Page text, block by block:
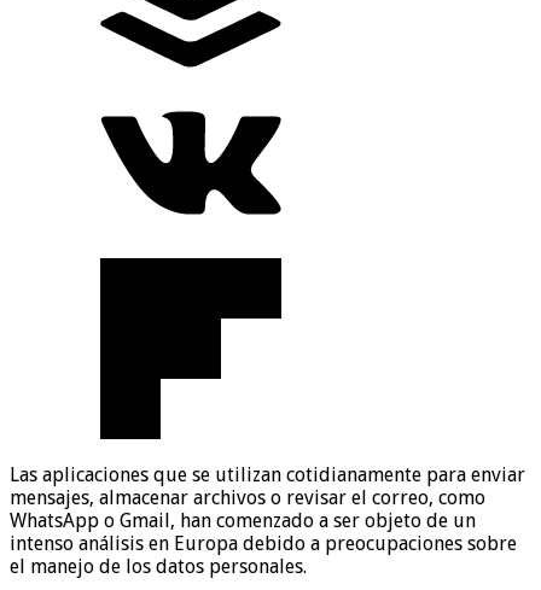
Las aplicaciones que se utilizan cotidianamente para enviar
mensajes, almacenar archivos o revisar el correo, como
WhatsApp o Gmail, han comenzado a ser objeto de un
intenso análisis en Europa debido a preocupaciones sobre
el manejo de los datos personales.